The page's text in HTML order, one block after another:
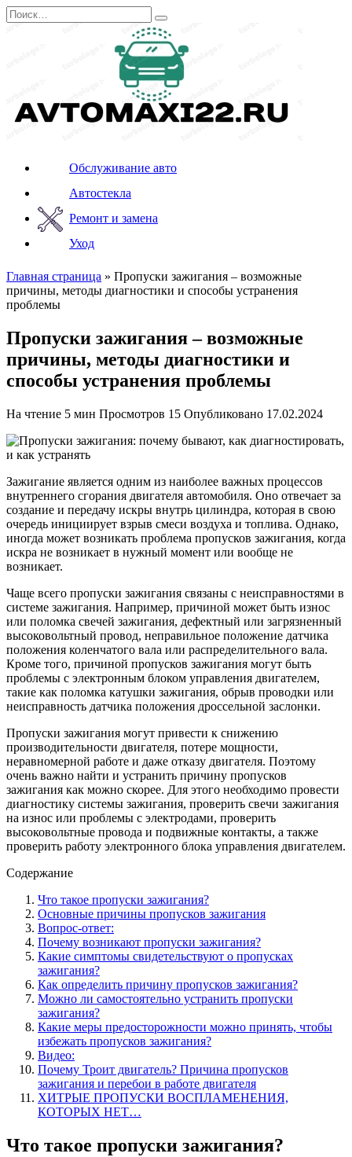
Перейти
к
Search
for:
Обслуживание авто
Автостекла
Ремонт и замена
Уход
Главная страница » Пропуски зажигания – возможные
причины, методы диагностики и способы устранения
проблемы
Пропуски зажигания – возможные
причины, методы диагностики и
способы устранения проблемы
На чтение 5 мин Просмотров 15 Опубликовано 17.02.2024
Зажигание является одним из наиболее важных процессов
внутреннего сгорания двигателя автомобиля. Оно отвечает за
создание и передачу искры внутрь цилиндра, которая в свою
очередь инициирует взрыв смеси воздуха и топлива. Однако,
иногда может возникать проблема пропусков зажигания, когда
искра не возникает в нужный момент или вообще не
возникает.
Чаще всего пропуски зажигания связаны с неисправностями в
системе зажигания. Например, причиной может быть износ
или поломка свечей зажигания, дефектный или загрязненный
высоковольтный провод, неправильное положение датчика
положения коленчатого вала или распределительного вала.
Кроме того, причиной пропусков зажигания могут быть
проблемы с электронным блоком управления двигателем,
такие как поломка катушки зажигания, обрыв проводки или
неисправность датчика положения дроссельной заслонки.
Пропуски зажигания могут привести к снижению
производительности двигателя, потере мощности,
неравномерной работе и даже отказу двигателя. Поэтому
очень важно найти и устранить причину пропусков
зажигания как можно скорее. Для этого необходимо провести
диагностику системы зажигания, проверить свечи зажигания
на износ или проблемы с электродами, проверить
высоковольтные провода и подвижные контакты, а также
проверить работу электронного блока управления двигателем.
Содержание
Что такое пропуски зажигания?
Основные причины пропусков зажигания
Вопрос-ответ:
Почему возникают пропуски зажигания?
Какие симптомы свидетельствуют о пропусках
зажигания?
Как определить причину пропусков зажигания?
Можно ли самостоятельно устранить пропуски
зажигания?
Какие меры предосторожности можно принять, чтобы
избежать пропусков зажигания?
Видео:
Почему Троит двигатель? Причина пропусков
зажигания и перебои в работе двигателя
ХИТРЫЕ ПРОПУСКИ ВОСПЛАМЕНЕНИЯ,
КОТОРЫХ НЕТ…
Что такое пропуски зажигания?